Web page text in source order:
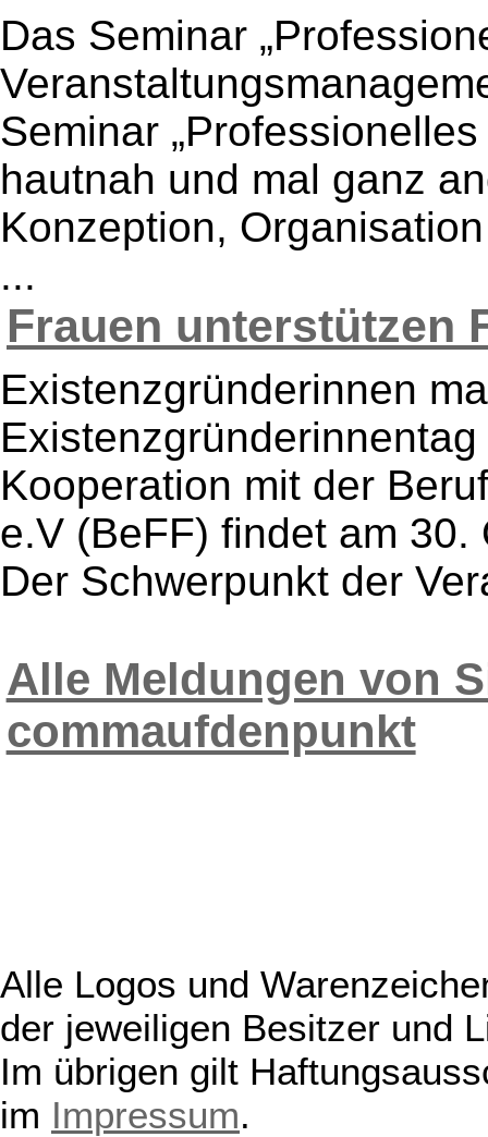
Das Seminar
Seminar
hautnah und mal ganz
Konzeption,
...
Frauen unterstützen
Existenzgründerinnen
Kooperation mit der
e.V (BeFF) findet am
Der Schwerpunkt der
Alle Meldungen von
commaufdenpunkt
Alle Logos und
der jeweiligen Besitzer und
Im übrigen gilt
im Impressum.